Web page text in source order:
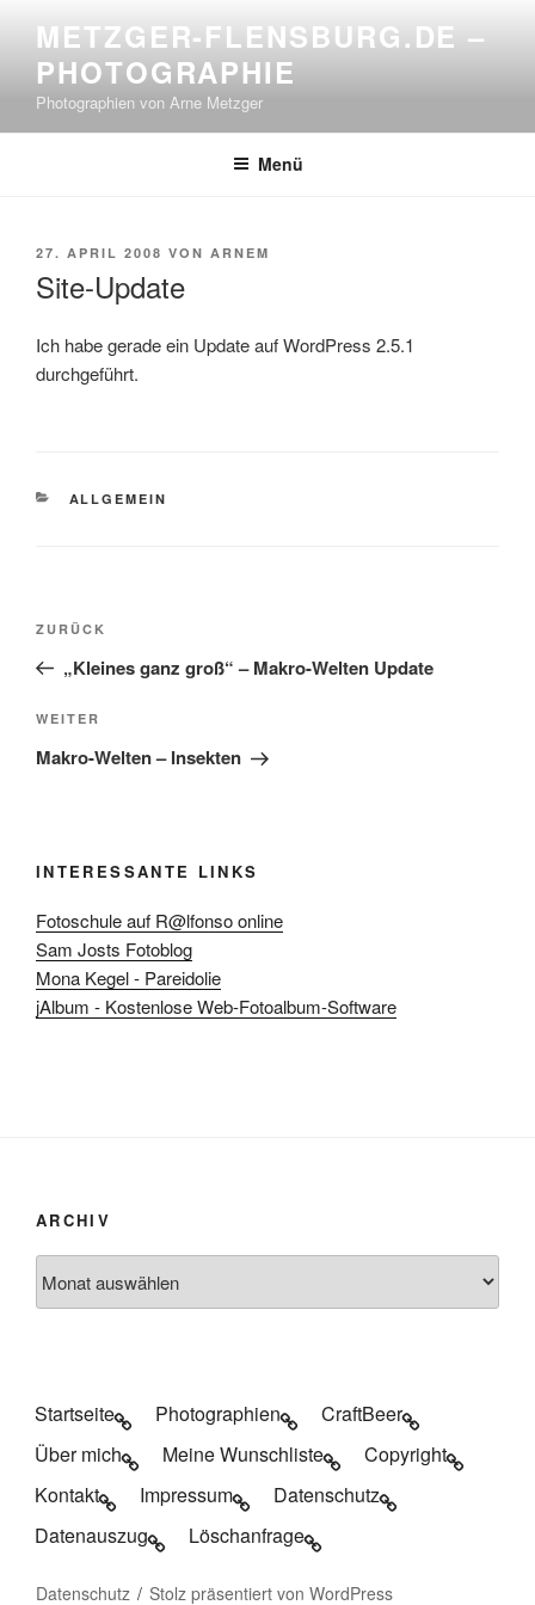
springen
METZGER-FLENSBURG.DE –
PHOTOGRAPHIE
Photographien von Arne Metzger
Menü
VERÖFFENTLICHT
27. APRIL 2008 VON ARNEM
Site-Update
Ich habe gerade ein Update auf WordPress 2.5.1
durchgeführt.
KATEGORIEN
ALLGEMEIN
Beitragsnavigation
Vorheriger
Beitrag
ZURÜCK
„Kleines ganz groß“ – Makro-Welten Update
Nächster
Beitrag
WEITER
Makro-Welten – Insekten
INTERESSANTE LINKS
Fotoschule auf R@lfonso online
Sam Josts Fotoblog
Mona Kegel - Pareidolie
jAlbum - Kostenlose Web-Fotoalbum-Software
ARCHIV
Startseite Photographien
CraftBeer
Über mich
Meine Wunschliste
Copyright
Kontakt
Impressum
Datenschutz
Datenauszug
Löschanfrage
Datenschutz Stolz präsentiert von WordPress